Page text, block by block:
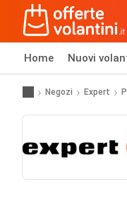
Home Nuovi
Negozi Expert